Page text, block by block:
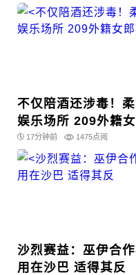
不仅陪酒还涉毒！
娱乐场所 209外籍
17分钟前 1475点阅
沙烈赛益：巫伊合
用在沙巴 适得其反